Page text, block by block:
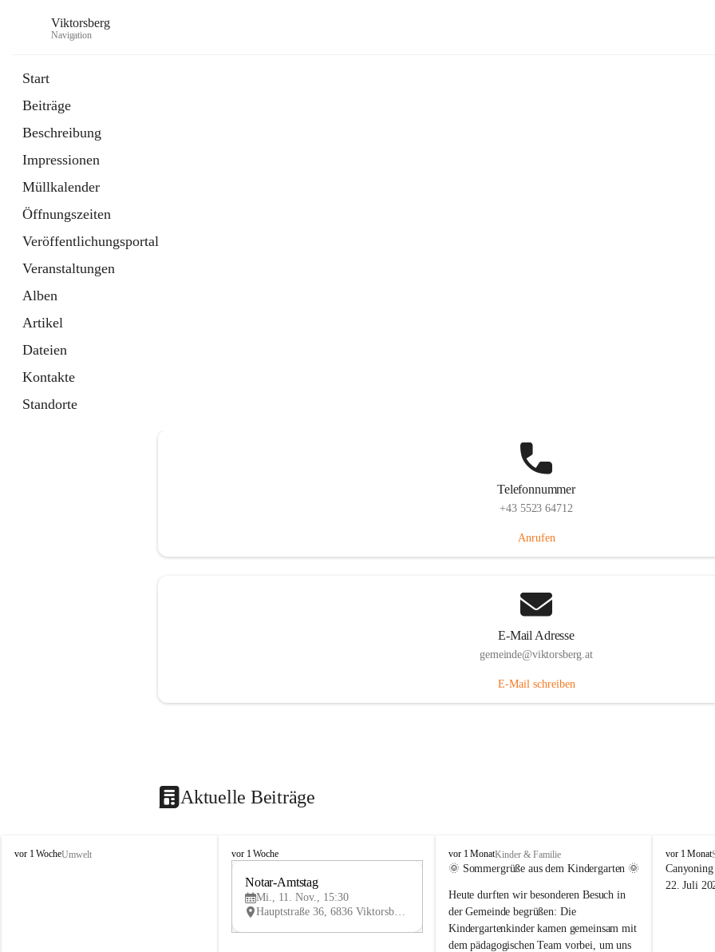
Viktorsberg
Navigation
Start
Beiträge
Beschreibung
Impressionen
Müllkalender
Öffnungszeiten
Veröffentlichungsportal
Veranstaltungen
Alben
Artikel
Dateien
Kontakte
Standorte
Telefonnummer
+43 5523 64712
Anrufen
E-Mail Adresse
gemeinde@viktorsberg.at
E-Mail schreiben
Aktuelle Beiträge
V
vor 1 WocheUmwelt
V
vor 1 Woche
V
Notar-Amtstag
Mi., 11. Nov., 15:30
Hauptstraße 36, 6836 Viktorsberg, AUT
V
i
t
o
r
s
vor 1 MonatKinder & Familie
🌞 Sommergrüße aus dem Kindergarten 🌞
Heute durften wir besonderen Besuch in
der Gemeinde begrüßen: Die
Kindergartenkinder kamen gemeinsam mit
dem pädagogischen Team vorbei, um uns
V
i
k
vor 1 Monat
22. Juli